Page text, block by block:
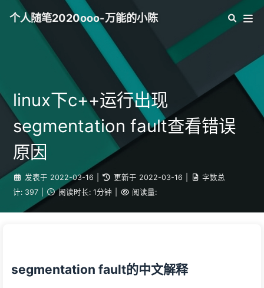
个人随笔2020ooo-万能的小陈
linux下c++运行出现
segmentation fault查看错误
原因
发表于 2022-03-16 更新于 2022-03-16
字数总
计: 397 阅读时长: 1分钟 阅读量:
segmentation fault的中文解释